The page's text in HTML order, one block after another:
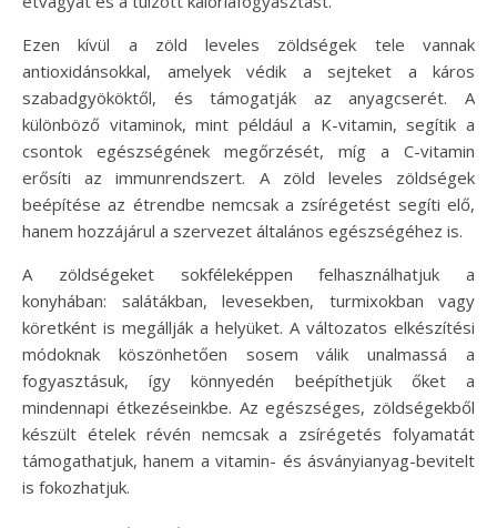
Ezen kívül a zöld leveles zöldségek tele vannak
antioxidánsokkal, amelyek védik a sejteket a káros
szabadgyököktől, és támogatják az anyagcserét. A
különböző vitaminok, mint például a K-vitamin, segítik a
csontok egészségének megőrzését, míg a C-vitamin
erősíti az immunrendszert. A zöld leveles zöldségek
beépítése az étrendbe nemcsak a zsírégetést segíti elő,
hanem hozzájárul a szervezet általános egészségéhez is.
A zöldségeket sokféleképpen felhasználhatjuk a
konyhában: salátákban, levesekben, turmixokban vagy
köretként is megállják a helyüket. A változatos elkészítési
módoknak köszönhetően sosem válik unalmassá a
fogyasztásuk, így könnyedén beépíthetjük őket a
mindennapi étkezéseinkbe. Az egészséges, zöldségekből
készült ételek révén nemcsak a zsírégetés folyamatát
támogathatjuk, hanem a vitamin- és ásványianyag-bevitelt
is fokozhatjuk.